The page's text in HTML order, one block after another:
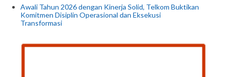
Awali Tahun 2026 dengan Kinerja Solid, Telkom Buktikan
Komitmen Disiplin Operasional dan Eksekusi
Transformasi